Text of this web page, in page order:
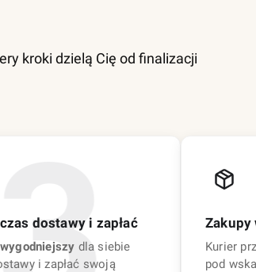
kroki dzielą Cię od finalizacji
dostawy i zapłać
dla siebie
i zapłać swoją
Zakupy
Kurier
pod